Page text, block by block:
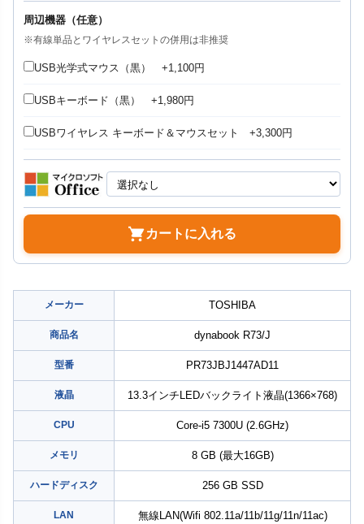
周辺機器（任意）
※有線単品とワイヤレスセットの併用は非推奨
USB光学式マウス（黒） +1,100円
USBキーボード（黒） +1,980円
USBワイヤレス キーボード＆マウスセット +3,300円
カートに入れる
メーカー TOSHIBA
商品名 dynabook R73/J
型番 PR73JBJ1447AD11
液晶 13.3インチLEDバックライト液晶(1366×768)
CPU Core-i5 7300U (2.6GHz)
メモリ 8 GB (最大16GB)
ハードディスク 256 GB SSD
LAN
無線LAN(Wifi 802.11a/11b/11g/11n/11ac)